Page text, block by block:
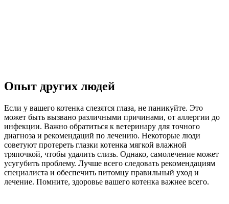
Опыт других людей
Если у вашего котенка слезятся глаза, не паникуйте. Это
может быть вызвано различными причинами, от аллергии до
инфекции. Важно обратиться к ветеринару для точного
диагноза и рекомендаций по лечению. Некоторые люди
советуют протереть глазки котенка мягкой влажной
тряпочкой, чтобы удалить слизь. Однако, самолечение может
усугубить проблему. Лучше всего следовать рекомендациям
специалиста и обеспечить питомцу правильный уход и
лечение. Помните, здоровье вашего котенка важнее всего.